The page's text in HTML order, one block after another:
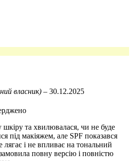
Triazone) – захищає від UVB-
від UVB-випромінювання.
спектру дії, що захищає від UVA та UVB-
розподіляється і не обтяжує шкіру,
поглинається. Гіпоалергенна формула
і підходить навіть чутливій
почервоніння та свербіж.
власник) – 30.12.2025
та хвилювалася, чи не буде
під макіяжем, але SPF показався
і не впливає на тональний
повну версію і повністю